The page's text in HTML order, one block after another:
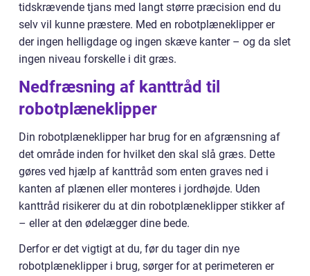
tidskrævende tjans med langt større præcision end du
selv vil kunne præstere. Med en robotplæneklipper er
der ingen helligdage og ingen skæve kanter – og da slet
ingen niveau forskelle i dit græs.
Nedfræsning af kanttråd til
robotplæneklipper
Din robotplæneklipper har brug for en afgrænsning af
det område inden for hvilket den skal slå græs. Dette
gøres ved hjælp af kanttråd som enten graves ned i
kanten af plænen eller monteres i jordhøjde. Uden
kanttråd risikerer du at din robotplæneklipper stikker af
– eller at den ødelægger dine bede.
Derfor er det vigtigt at du, før du tager din nye
robotplæneklipper i brug, sørger for at perimeteren er